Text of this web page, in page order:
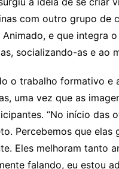
com outro grupo de
Animado, e que integra
socializando-as e ao
o trabalho formativo e
uma vez que as
“No início das
Percebemos que elas
Eles melhoram tanto
falando, eu estou